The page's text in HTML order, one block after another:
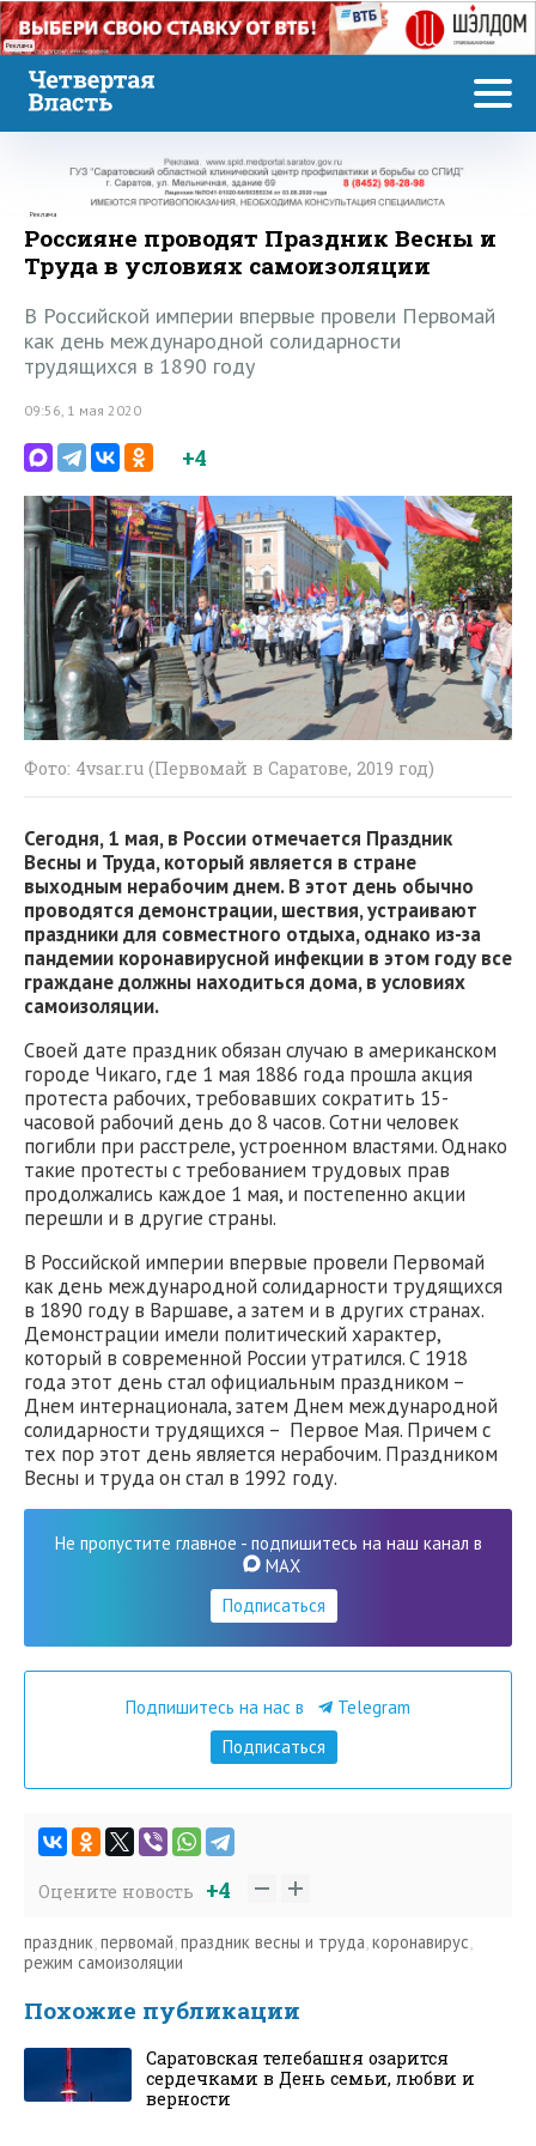
Реклама
Реклама
Россияне проводят Праздник Весны и
Труда в условиях самоизоляции
В Российской империи впервые провели Первомай
как день международной солидарности
трудящихся в 1890 году
09:56, 1 мая 2020
+4
Фото: 4vsar.ru (Первомай в Саратове, 2019 год)
Сегодня, 1 мая, в России отмечается Праздник
Весны и Труда, который является в стране
выходным нерабочим днем. В этот день обычно
проводятся демонстрации, шествия, устраивают
праздники для совместного отдыха, однако из-за
пандемии коронавирусной инфекции в этом году все
граждане должны находиться дома, в условиях
самоизоляции.
Своей дате праздник обязан случаю в американском
городе Чикаго, где 1 мая 1886 года прошла акция
протеста рабочих, требовавших сократить 15-
часовой рабочий день до 8 часов. Сотни человек
погибли при расстреле, устроенном властями. Однако
такие протесты с требованием трудовых прав
продолжались каждое 1 мая, и постепенно акции
перешли и в другие страны.
В Российской империи впервые провели Первомай
как день международной солидарности трудящихся
в 1890 году в Варшаве, а затем и в других странах.
Демонстрации имели политический характер,
который в современной России утратился. С 1918
года этот день стал официальным праздником –
Днем интернационала, затем Днем международной
солидарности трудящихся – Первое Мая. Причем с
тех пор этот день является нерабочим. Праздником
Весны и труда он стал в 1992 году.
Не пропустите главное - подпишитесь на наш канал в
MAX
Подписаться
Подпишитесь на нас в
Telegram
Подписаться
Оцените новость +4
праздник первомай праздник весны и труда коронавирус
режим самоизоляции
Похожие публикации
Саратовская телебашня озарится
сердечками в День семьи, любви и
верности